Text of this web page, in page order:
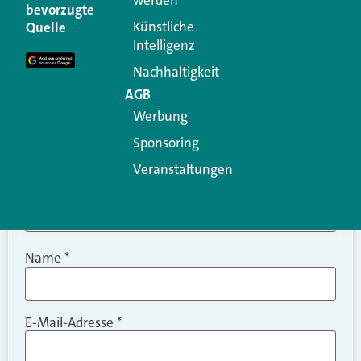
Ihre E-Mail-Adresse wird nicht veröffentlicht.
Erforderliche Felder sind mit
Kommentar
Name *
E-Mail-Adresse *
bevorzugte
Quelle
Künstliche
Intelligenz
Nachhaltigkeit
AGB
Werbung
Sponsoring
Veranstaltungen